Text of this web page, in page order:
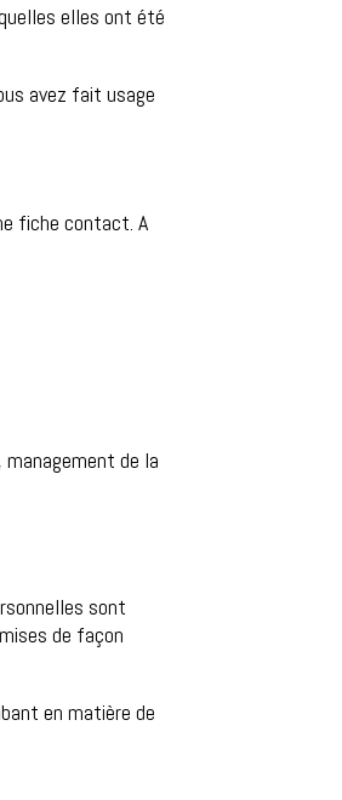
elles ont été
avez fait usage
fiche contact. A
de la
sont
de façon
en matière de